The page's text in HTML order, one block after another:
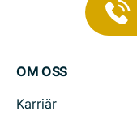
OM OSS
Karriär